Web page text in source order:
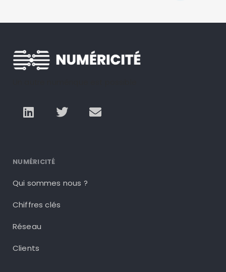
NUMÉRICITÉ
Qui sommes nous ?
Chiffres clés
Réseau
Clients